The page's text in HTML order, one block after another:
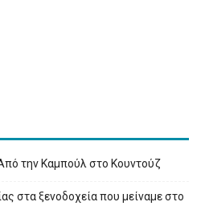
την Καμπούλ στο Κουντούζ
στα ξενοδοχεία που μείναμε στο